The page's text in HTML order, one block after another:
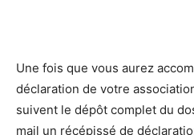
Une fois que vous aurez
déclaration de votre
suivent le dépôt complet du
mail un récépissé de